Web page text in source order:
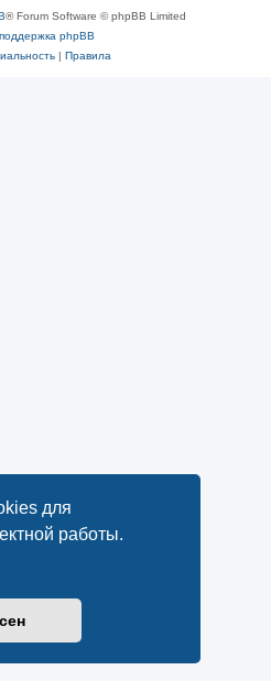
для
работы.
® Forum Software © phpBB Limited
phpBB
| Правила